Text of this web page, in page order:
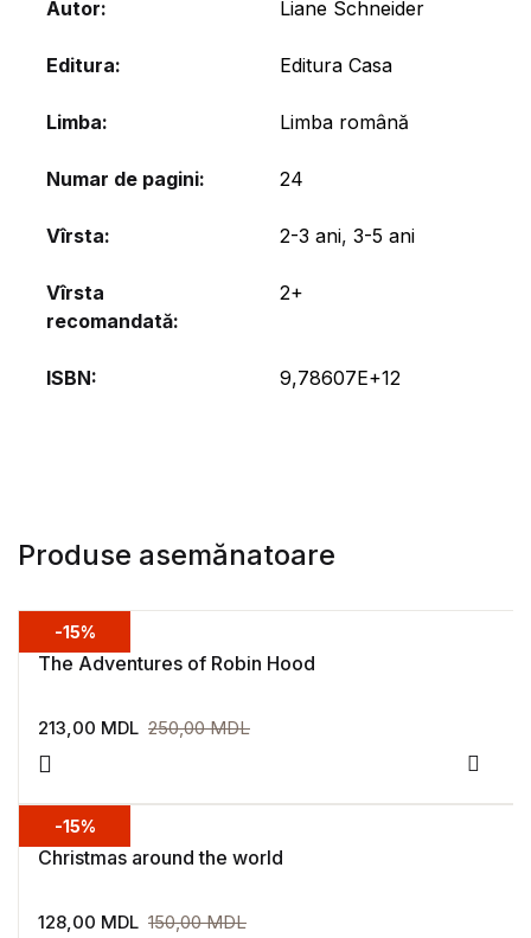
Autor Liane Schneider
Editura Editura Casa
Limba Limba română
Numar de pagini 24
Vîrsta 2-3 ani, 3-5 ani
Vîrsta
recomandată
2+
ISBN 9,78607E+12
Produse asemănatoare
The Adventures of Robin Hood
213,00 MDL 250,00MDL
-15%
Christmas around the world
128,00 MDL 150,00MDL
-15%